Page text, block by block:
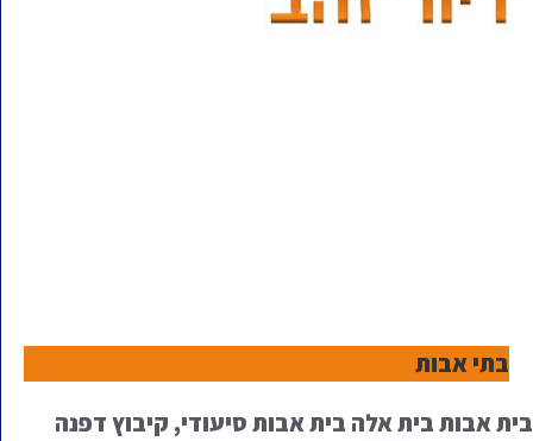
בתי אבות
בית אבות בית אלה בית אבות סיעודי, קיבוץ דפנה